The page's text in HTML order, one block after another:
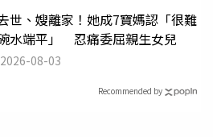
世、嫂離家！她成7寶媽認「很難
水端平」 忍痛委屈親生女兒
2026-08-03
Recommended by